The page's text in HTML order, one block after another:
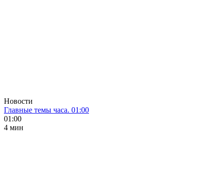
Новости
Главные темы часа. 01:00
01:00
4 мин